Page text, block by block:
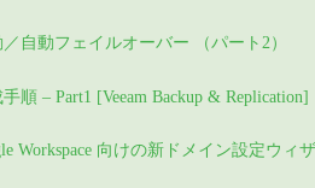
自動フェイルオーバー （パート2）
順 – Part1 [Veeam Backup & Replication]
Workspace 向けの新ドメイン設定ウィザ